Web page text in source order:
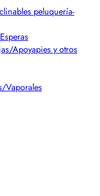
peluquería-
Apoyapies y otros
Vaporales